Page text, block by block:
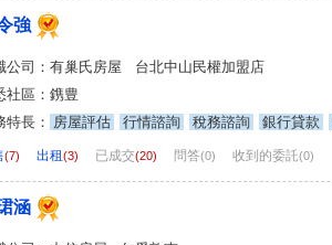
強
公司：有巢氏房屋 台北中山民權加盟店
社區：鎸豊
特長： 房屋評估 行情諮詢 稅務諮詢 銀行貸款
(7) 出租(3) 已成交(20) 問答(0) 收到的委託(0)
涵